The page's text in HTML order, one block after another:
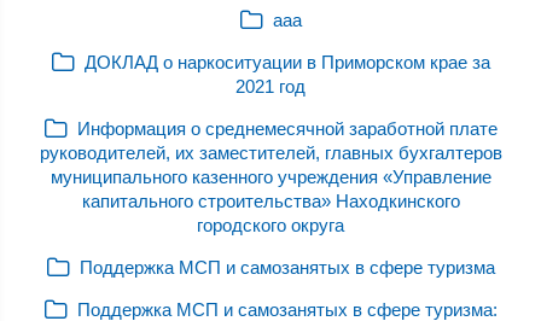
ааа
ДОКЛАД о наркоситуации в Приморском крае за
2021 год
Информация о среднемесячной заработной плате
руководителей, их заместителей, главных бухгалтеров
муниципального казенного учреждения «Управление
капитального строительства» Находкинского
городского округа
Поддержка МСП и самозанятых в сфере туризма
Поддержка МСП и самозанятых в сфере туризма: